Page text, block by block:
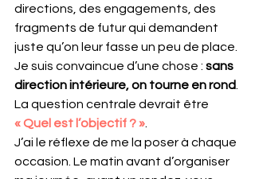
directions, des engagements, des
fragments de futur qui demandent
juste qu’on leur fasse un peu de place.
Je suis convaincue d’une chose : sans
direction intérieure, on tourne en rond.
La question centrale devrait être
« Quel est l’objectif ? ».
J’ai le réflexe de me la poser à chaque
occasion. Le matin avant d’organiser